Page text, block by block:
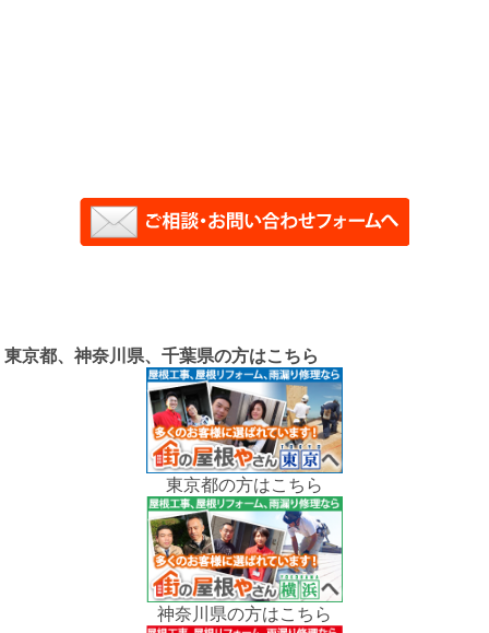
東京都、神奈川県、千葉県の方はこちら
東京都の方はこちら
神奈川県の方はこちら